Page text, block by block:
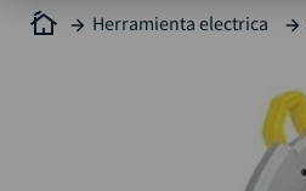
Herramienta electrica